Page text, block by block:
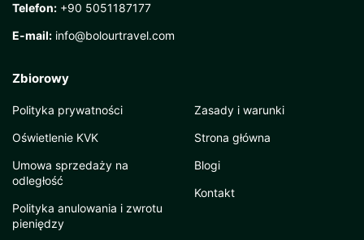
Telefon: +90 5051187177
E-mail: info@bolourtravel.com
Zbiorowy
Polityka prywatności
Oświetlenie KVK
Umowa sprzedaży na
odległość
Polityka anulowania i zwrotu
pieniędzy
Zasady i warunki
Strona główna
Blogi
Kontakt